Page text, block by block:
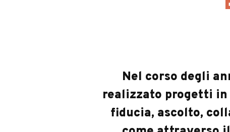
Nel corso degli
realizzato progetti
fiducia, ascolto,